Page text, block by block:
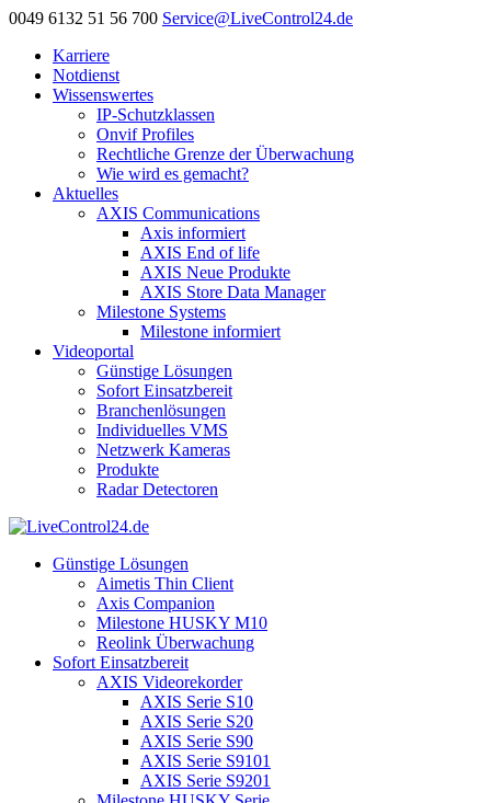
0049 6132 51 56 700 Service@LiveControl24.de
Karriere
Notdienst
Wissenswertes
IP-Schutzklassen
Onvif Profiles
Rechtliche Grenze der Überwachung
Wie wird es gemacht?
Aktuelles
AXIS Communications
Axis informiert
AXIS End of life
AXIS Neue Produkte
AXIS Store Data Manager
Milestone Systems
Milestone informiert
Videoportal
Günstige Lösungen
Sofort Einsatzbereit
Branchenlösungen
Individuelles VMS
Netzwerk Kameras
Produkte
Radar Detectoren
Günstige Lösungen
Aimetis Thin Client
Axis Companion
Milestone HUSKY M10
Reolink Überwachung
Sofort Einsatzbereit
AXIS Videorekorder
AXIS Serie S10
AXIS Serie S20
AXIS Serie S90
AXIS Serie S9101
AXIS Serie S9201